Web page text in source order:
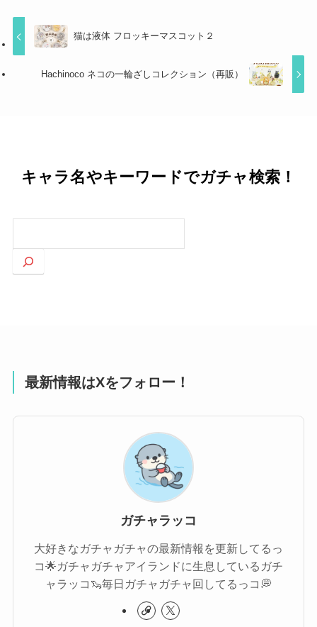
猫は液体 フロッキーマスコット２
Hachinoco ネコの一輪ざしコレクション（再販）
キャラ名やキーワードでガチャ検索！
索
最新情報はXをフォロー！
ガチャラッコ
大好きなガチャガチャの最新情報を更新してるっ
コ🌟ガチャガチャアイランドに生息しているガチ
ャラッコ🦦毎日ガチャガチャ回してるっコ💭